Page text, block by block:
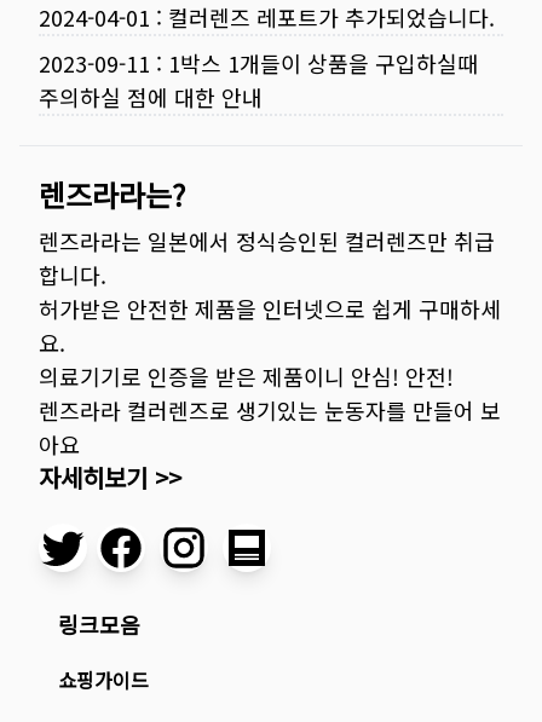
2024-04-01 : 컬러렌즈 레포트가 추가되었습니다.
2023-09-11 : 1박스 1개들이 상품을 구입하실때
주의하실 점에 대한 안내
렌즈라라는?
렌즈라라는 일본에서 정식승인된 컬러렌즈만 취급
합니다.
허가받은 안전한 제품을 인터넷으로 쉽게 구매하세
요.
의료기기로 인증을 받은 제품이니 안심! 안전!
렌즈라라 컬러렌즈로 생기있는 눈동자를 만들어 보
아요
자세히보기 >>
링크모음
쇼핑가이드